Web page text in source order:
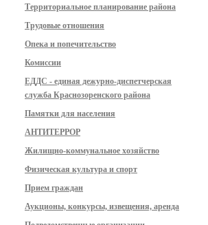
Территориальное планирование района
Трудовые отношения
Опека и попечительство
Комиссии
ЕДДС - единая дежурно-диспетчерская
служба Краснозоренского района
Памятки для населения
АНТИТЕРРОР
Жилищно-коммунальное хозяйство
Физическая культура и спорт
Прием граждан
Аукционы, конкурсы, извещения, аренда